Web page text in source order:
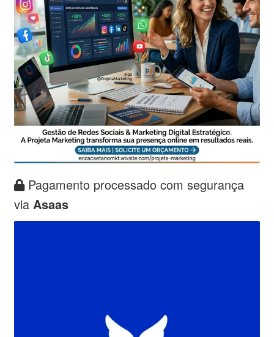
Pagamento processado com segurança
via Asaas